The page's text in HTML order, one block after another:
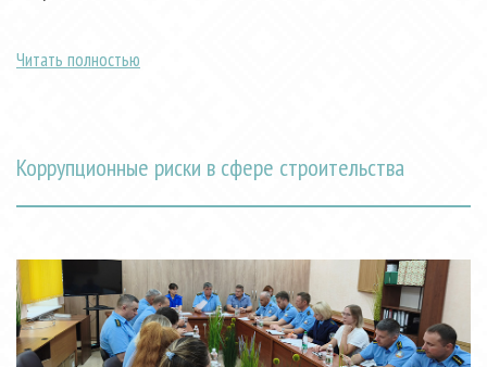
Читать полностью
Коррупционные риски в сфере строительства